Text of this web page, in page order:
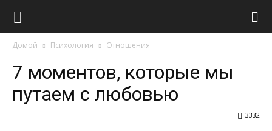
Домой Психология Отношения
7 моментов, которые мы
путаем с любовью
3332